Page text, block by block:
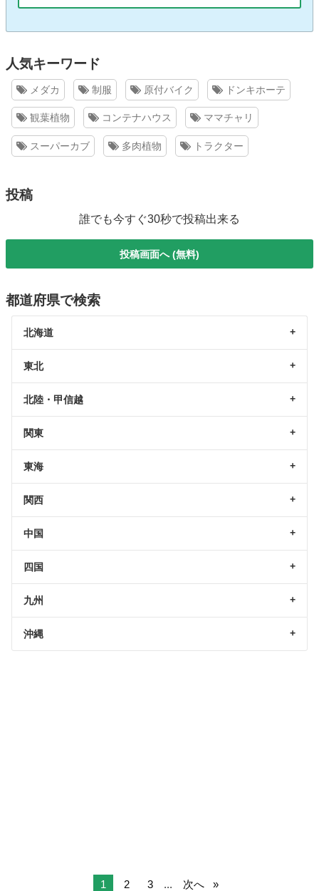
人気キーワード
メダカ 制服 原付バイク ドンキホーテ
観葉植物 コンテナハウス ママチャリ
スーパーカブ 多肉植物 トラクター
投稿
誰でも今すぐ30秒で投稿出来る
投稿画面へ (無料)
都道府県で検索
北海道
東北
北陸・甲信越
関東
東海
関西
中国
四国
九州
沖縄
1 2 3 ... 次へ